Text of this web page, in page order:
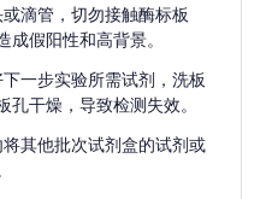
滴管，切勿接触酶标板
成假阳性和高背景。
一步实验所需试剂，洗板
孔干燥，导致检测失效。
其他批次试剂盒的试剂或